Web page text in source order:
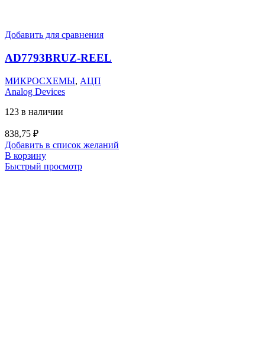
Добавить для сравнения
AD7793BRUZ-REEL
МИКРОСХЕМЫ, АЦП
Analog Devices
123 в наличии
838,75 ₽
Добавить в список желаний
В корзину
Быстрый просмотр